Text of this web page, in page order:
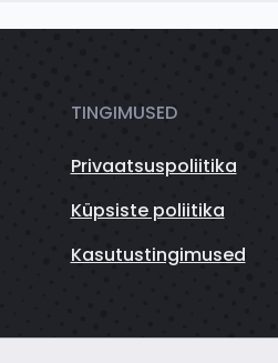
TINGIMUSED
Privaatsuspoliitika
Küpsiste poliitika
Kasutustingimused